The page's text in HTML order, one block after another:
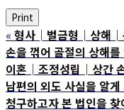
Print
« 형사│벌금형│상해│
손을 꺾어 골절의 상해
이혼│조정성립│상간
남편의 외도 사실을 알
청구하고자 본 법인을 찾